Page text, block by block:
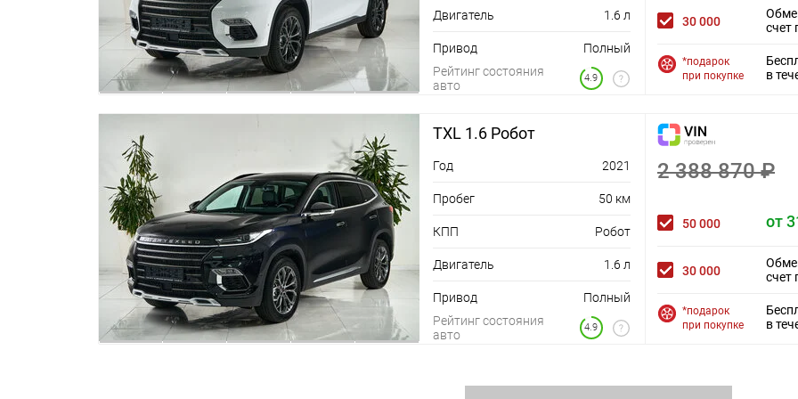
Задние датчики парковки
Система стабилизации курсовой устойчивости
(ESС)
Система помощи при спуске с горы (HDC)
Функция автоматического включения фар при
вождении в темное время (датчик света)
Функция автоматического включения работы
дворников при дожде (датчик дождя)
Антиблокировочная тормозная система (ABS)
Память настроек зеркал
Подушки безопасности водителя и переднего
пассажира
Боковые передние подушки безопасности
Система удержания детских кресел Isofix для
сидений 2-го ряда
Напоминание о непристегнутых ремнях
безопасности спереди
Автоматическая блокировка дверей на
скорости
Розетка 12V
Мультимедиа система с ЖК-экраном
Беспроводная зарядка для смартфона
Центральный замок
ЭРА-ГЛОНАСС
Датчик давления в шинах
Система стабилизации (ESP)
Подушка безопасности водителя
Антиблокировочная система (ABS)
Система предотвращения столкновения
Система предупреждения о столкновении
Система помощи при старте в гору (HSA)
ISOFIX
Двигатель 1.6 л
Привод
Полный
Рейтинг состояния
авто
4.9
30 000
счет
*подарок
при покупке
в
TXL 1.6 Робот
Год 2021
Пробег 50 км
КПП Робот
Двигатель 1.6 л
Привод
Полный
Рейтинг состояния
авто
4.9
2 388 870 ₽
50 000 от
30 000
счет
*подарок
при покупке
в